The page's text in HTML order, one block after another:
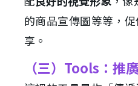
的商品宣傳圖等等，
享。
（三）Tools：推